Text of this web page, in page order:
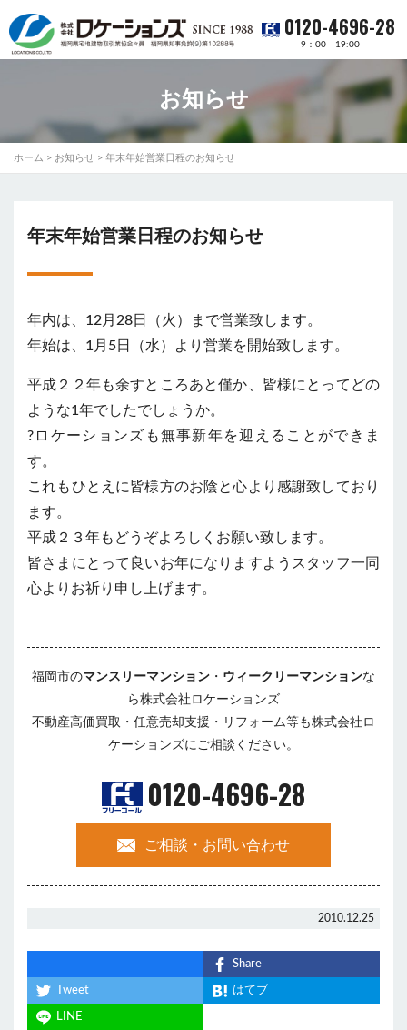
0120-4696-28
9：00 - 19:00
お知らせ
ホーム > お知らせ > 年末年始営業日程のお知らせ
年末年始営業日程のお知らせ
年内は、12月28日（火）まで営業致します。
年始は、1月5日（水）より営業を開始致します。
平成２２年も余すところあと僅か、皆様にとってどの
ような1年でしたでしょうか。
?ロケーションズも無事新年を迎えることができま
す。
これもひとえに皆様方のお陰と心より感謝致しており
ます。
平成２３年もどうぞよろしくお願い致します。
皆さまにとって良いお年になりますようスタッフ一同
心よりお祈り申し上げます。
福岡市のマンスリーマンション ・ ウィークリーマンションな
ら株式会社ロケーションズ
不動産高価買取・任意売却支援・リフォーム等も株式会社ロ
ケーションズにご相談ください。
0120-4696-28
ご相談・お問い合わせ
2010.12.25
Share
Tweet はてブ
LINE